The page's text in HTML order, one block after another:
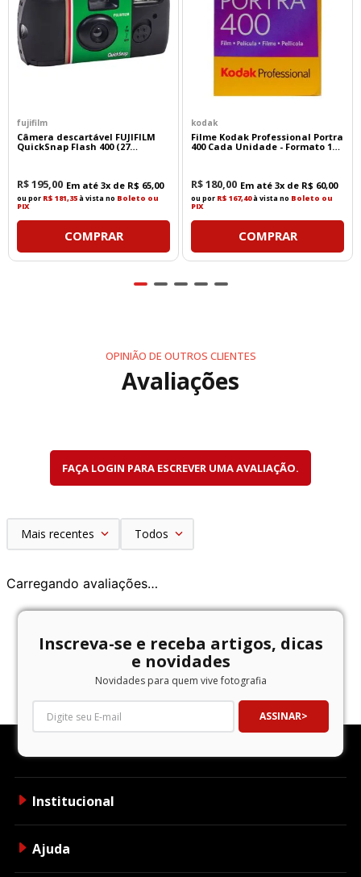
fujifilm
Câmera descartável FUJIFILM
QuickSnap Flash 400 (27
R$195,00 Em até 3x de R$ 65,00
ou por R$ 181,35à vista no Boleto ou
PIX
COMPRAR
kodak
Filme Kodak Professional Portra
400 Cada Unidade - Formato 135
R$180,00 Em até 3x de R$ 60,00
ou por R$ 167,40à vista no Boleto ou
PIX
COMPRAR
OPINIÃO DE OUTROS CLIENTES
Avaliações
FAÇA LOGIN PARA ESCREVER UMA AVALIAÇÃO.
Mais recentes Todos
Carregando avaliações…
Inscreva-se e receba artigos, dicas
e novidades
Novidades para quem vive fotografia
ASSINAR
Institucional
Ajuda